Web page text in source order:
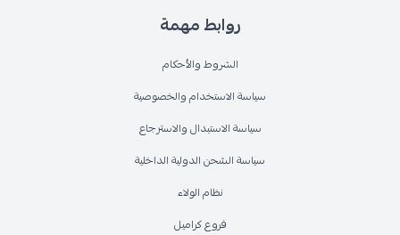
روابط مهمة
الشروط والأحكام
سياسة الاستخدام والخصوصية
سياسة الاستبدال والاسترجاع
سياسة الشحن الدولية الداخلية
نظام الولاء
فروع كراميل